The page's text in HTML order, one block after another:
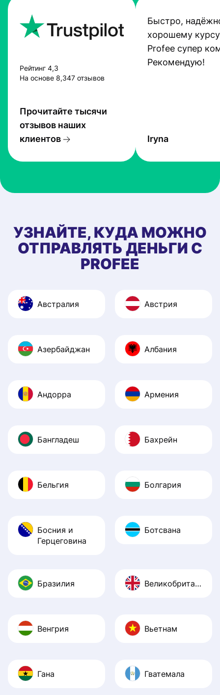
Рейтинг 4,3
На основе 8,347 отзывов
Прочитайте тысячи
отзывов наших
клиентов
Быстро,
хорошему
Profee супер
Рекомендую!
Iryna
УЗНАЙТЕ, КУДА МОЖНО
ОТПРАВЛЯТЬ ДЕНЬГИ С
PROFEE
Австралия Австрия
Азербайджан Албания
Андорра Армения
Бангладеш Бахрейн
Бельгия Болгария
Босния и
Герцеговина
Ботсвана
Бразилия Великобритания
Венгрия Вьетнам
Гана Гватемала